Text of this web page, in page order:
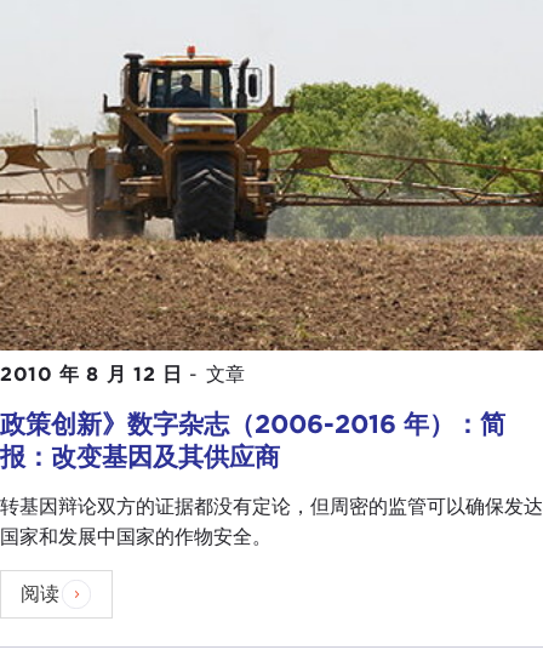
2010 年 8 月 12 日 - 文章
政策创新》数字杂志（2006-2016 年）：简
报：改变基因及其供应商
转基因辩论双方的证据都没有定论，但周密的监管可以确保发达
国家和发展中国家的作物安全。
阅读